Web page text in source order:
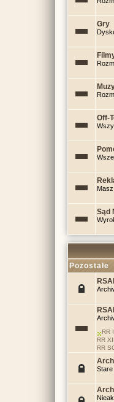
Gry
Off-
Sąd
Pozostałe
RR I
RR XII
RR
Stare